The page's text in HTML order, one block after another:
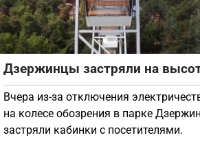
Дзержинцы застряли на
Вчера из-за отключения
на колесе обозрения в парке
застряли кабинки с посетителями.